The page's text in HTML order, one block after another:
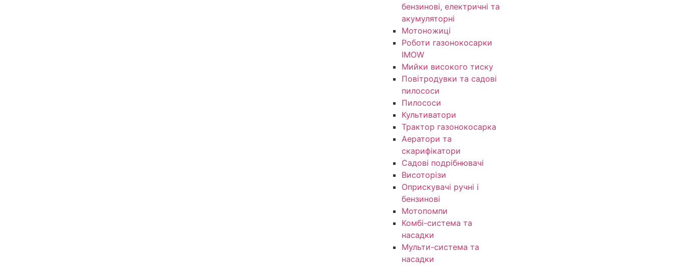
бензинові, електричні та
акумуляторні
Мотоножиці
Роботи газонокосарки
IMOW
Мийки високого тиску
Повітродувки та садові
пилососи
Пилососи
Культиватори
Трактор газонокосарка
Аератори та
скарифікатори
Садові подрібнювачі
Висоторізи
Оприскувачі ручні і
бензинові
Мотопомпи
Комбі-система та
насадки
Мульти-система та
насадки